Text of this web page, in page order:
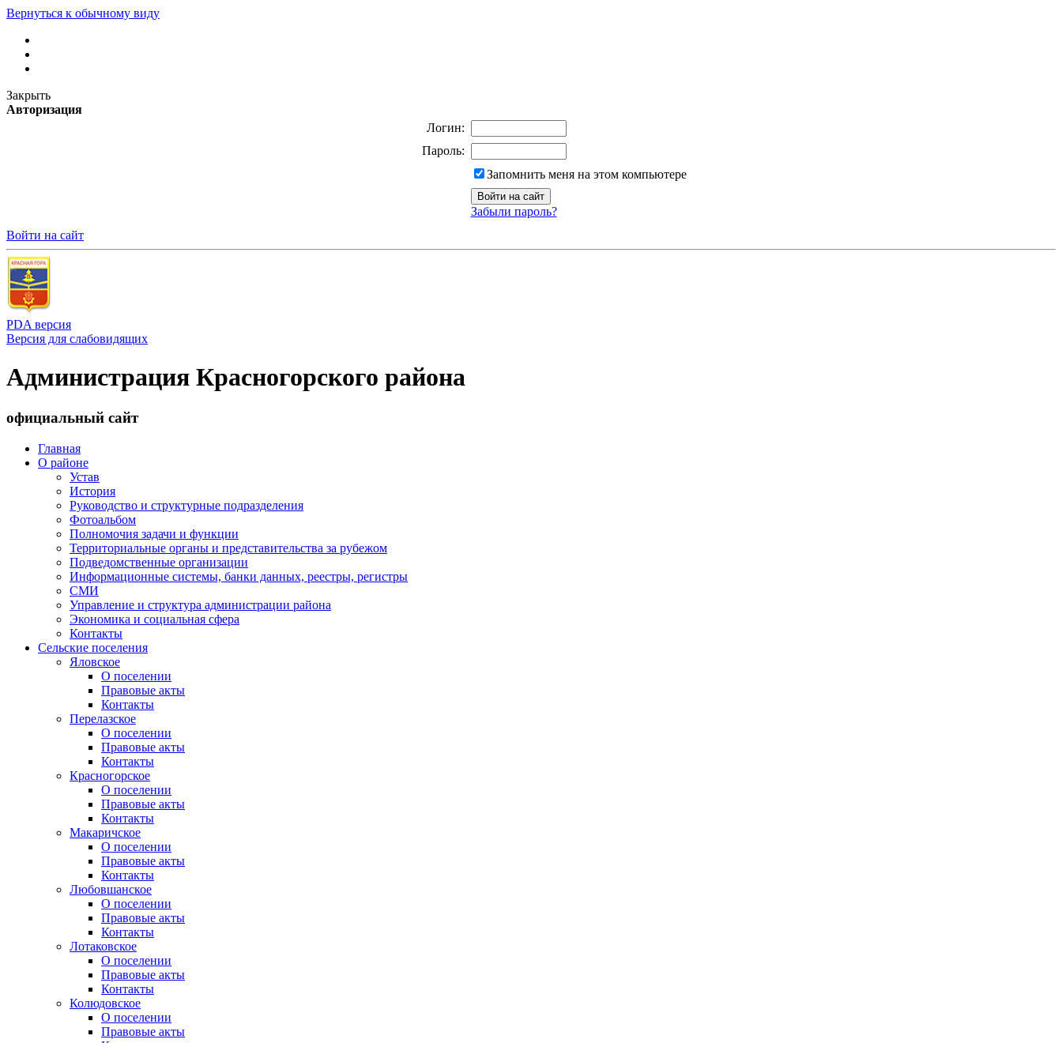
Вернуться к обычному виду
Закрыть
Авторизация
Логин:
Пароль:
Запомнить меня на этом компьютере
Забыли пароль?
Войти на сайт
PDA версия
Версия для слабовидящих
Администрация Красногорского района
официальный сайт
Главная
О районе
Устав
История
Руководство и структурные подразделения
Фотоальбом
Полномочия задачи и функции
Территориальные органы и представительства за рубежом
Подведомственные организации
Информационные системы, банки данных, реестры, регистры
СМИ
Управление и структура администрации района
Экономика и социальная сфера
Контакты
Сельские поселения
Яловское
О поселении
Правовые акты
Контакты
Перелазское
О поселении
Правовые акты
Контакты
Красногорское
О поселении
Правовые акты
Контакты
Макаричское
О поселении
Правовые акты
Контакты
Любовшанское
О поселении
Правовые акты
Контакты
Лотаковское
О поселении
Правовые акты
Контакты
Колюдовское
О поселении
Правовые акты